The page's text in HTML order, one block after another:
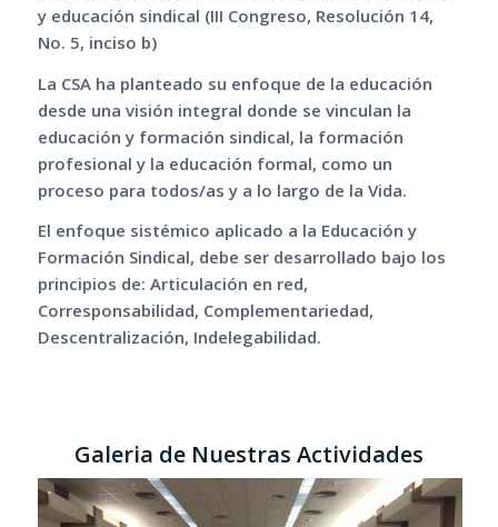
y educación sindical (III Congreso, Resolución 14,
No. 5, inciso b)
La CSA ha planteado su enfoque de la educación
desde una visión integral donde se vinculan la
educación y formación sindical, la formación
profesional y la educación formal, como un
proceso para todos/as y a lo largo de la Vida.
El enfoque sistémico aplicado a la Educación y
Formación Sindical, debe ser desarrollado bajo los
principios de: Articulación en red,
Corresponsabilidad, Complementariedad,
Descentralización, Indelegabilidad.
Galeria de Nuestras Actividades